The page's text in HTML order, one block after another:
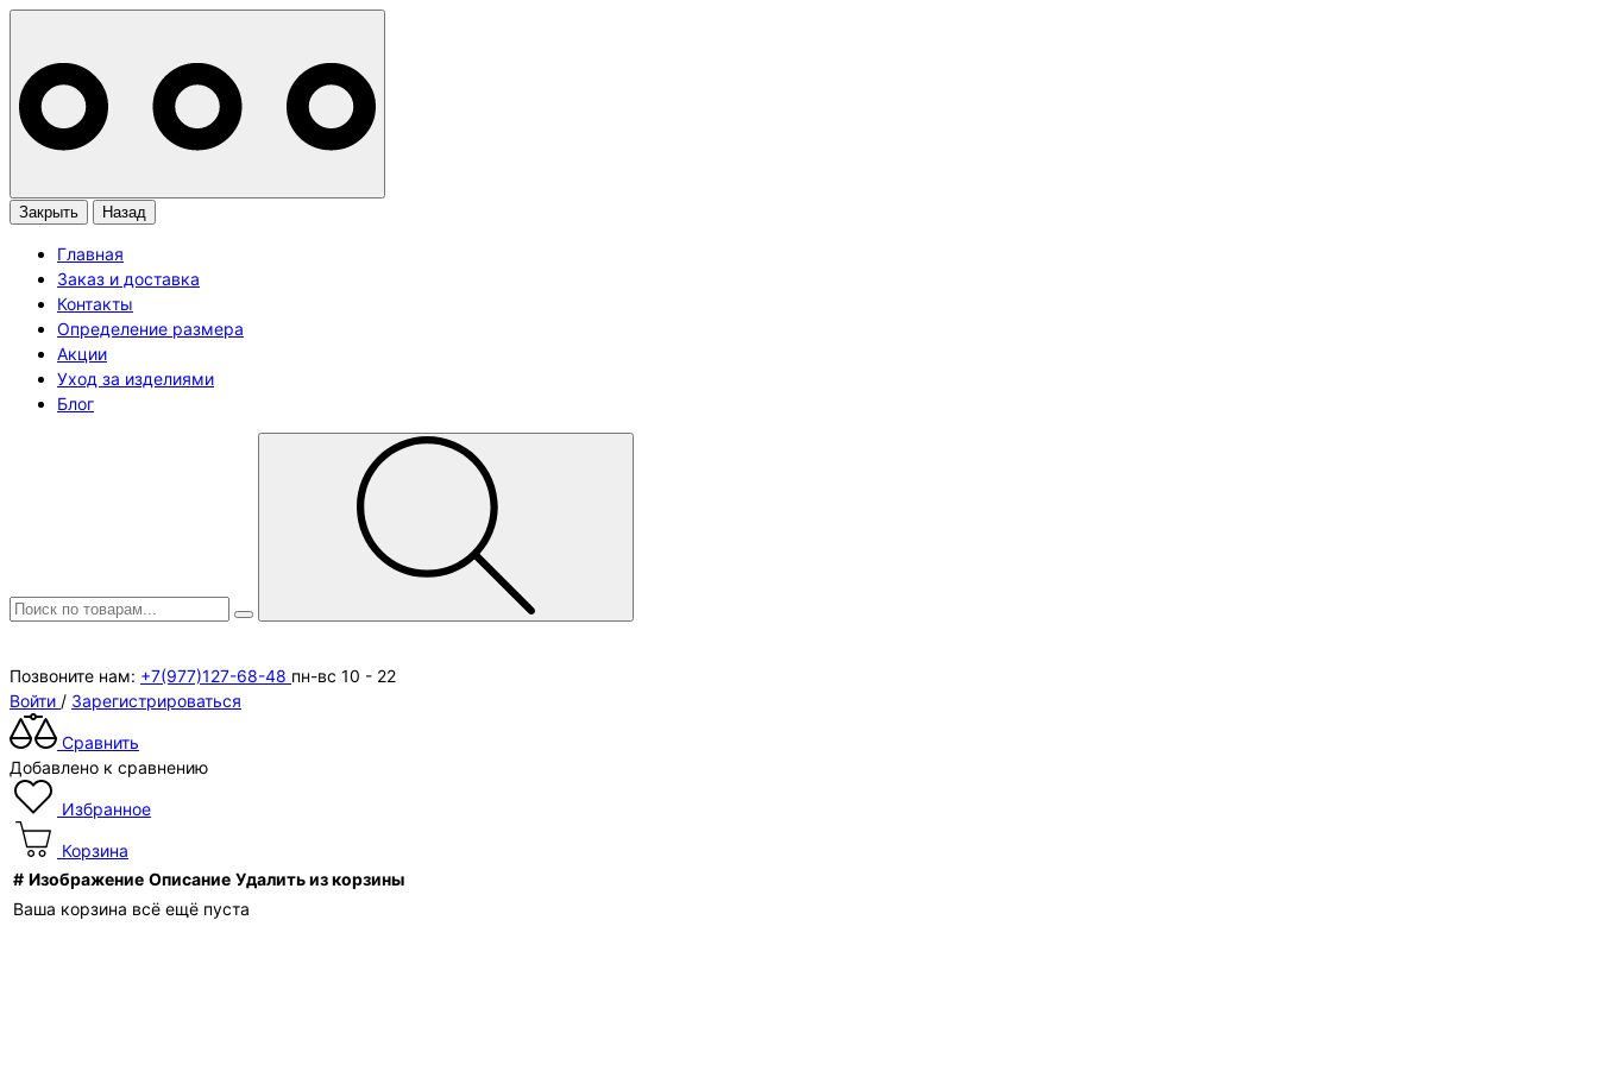
Закрыть Назад
Главная
Заказ и доставка
Контакты
Определение размера
Акции
Уход за изделиями
Блог
Позвоните нам: +7(977)127-68-48 пн-вс 10 - 22
Войти / Зарегистрироваться
Сравнить
Добавлено к сравнению
Избранное
Корзина
# Изображение Описание Удалить из корзины
Ваша корзина всё ещё пуста